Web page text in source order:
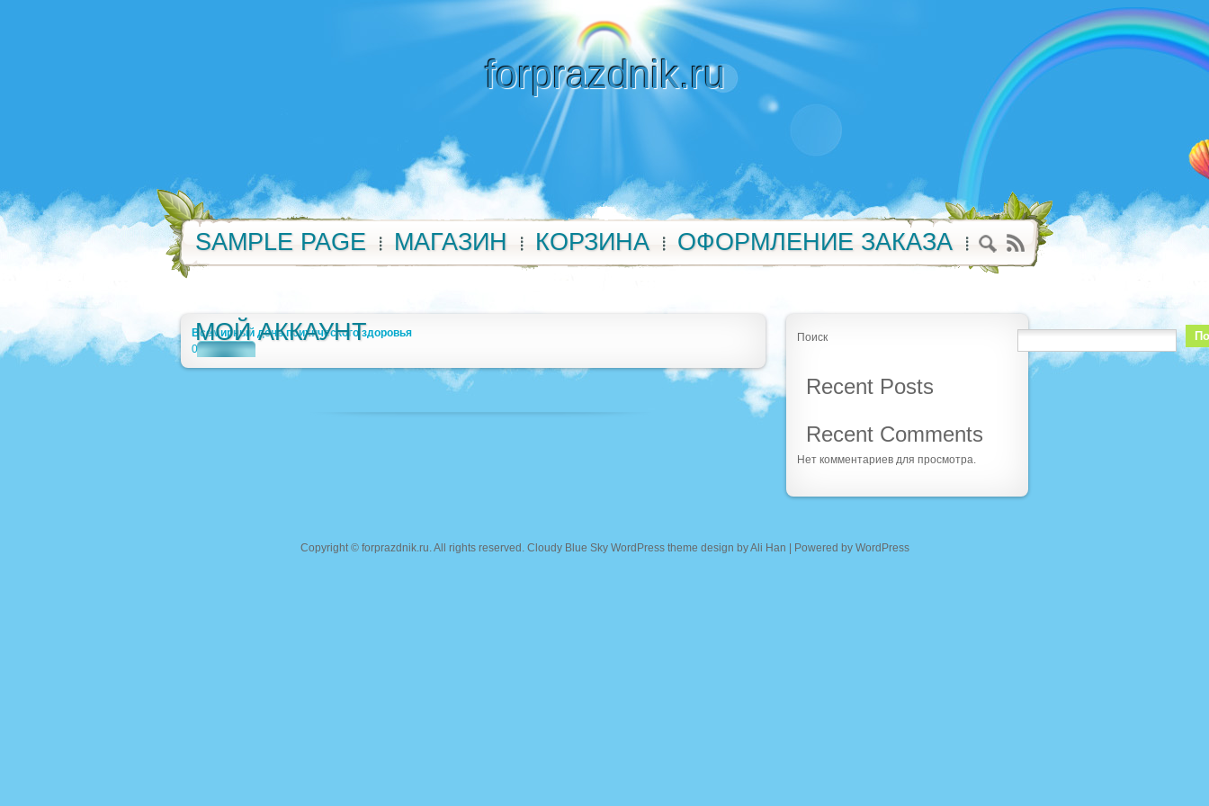
forprazdnik.ru
SAMPLE PAGE МАГАЗИН КОРЗИНА ОФОРМЛЕНИЕ ЗАКАЗА
МОЙ АККАУНТ
Всемирный день психического здоровья
0
Поиск
Recent Posts
Recent Comments
Нет комментариев для просмотра.
Copyright © forprazdnik.ru. All rights reserved. Cloudy Blue Sky WordPress theme design byAli Han | Powered by WordPress